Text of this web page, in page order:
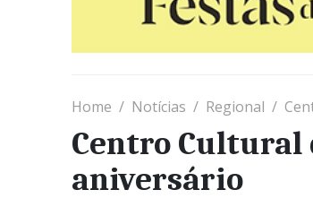
Home Notícias Regional
Centro Cultural
aniversário